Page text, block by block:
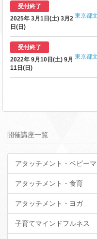
受付終了
2025年 3月1日(土) 3月2
日(日)
東京都
受付終了
2022年 9月10日(土) 9月
11日(日)
東京都
開催講座一覧
アタッチメント・ベビー
アタッチメント・食育
アタッチメント・ヨガ
子育てマインドフルネス